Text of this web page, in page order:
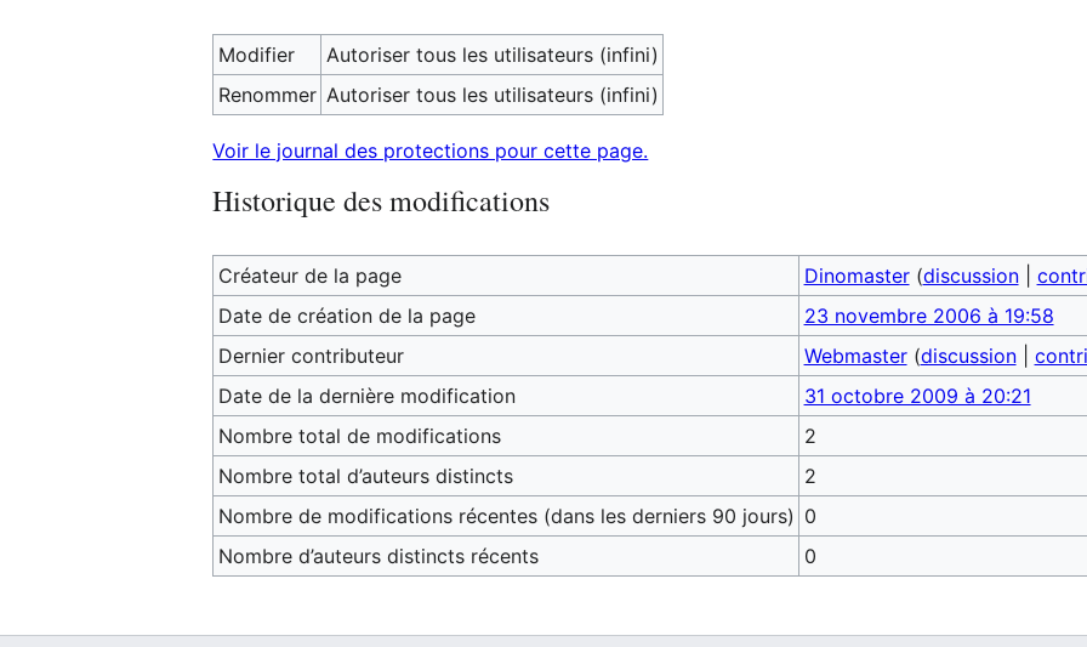
Modifier
Autoriser tous les utilisateurs (infini)
Renommer Autoriser tous les utilisateurs (infini)
Voir le journal des protections pour cette page.
Historique des modifications
Créateur de la page Dinomaster (discussion|
Date de création de la page
23 novembre 2006 à 19:58
Dernier contributeur
Webmaster (discussion|
Date de la dernière modification
31 octobre 2009 à 20:21
Nombre total de modifications
2
Nombre total d’auteurs distincts
2
Nombre de modifications récentes (dans les derniers 90 jours) 0
Nombre d’auteurs distincts récents
0